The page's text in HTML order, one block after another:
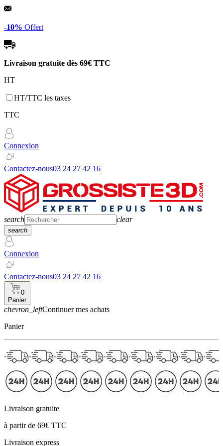
Panneau de gestion des cookies
-10% Offert
Livraison gratuite dès 69€ TTC
HT
HT/TTC les taxes
TTC
Connexion
Contactez-nous03 24 27 42 16
search clear
search
Connexion
Contactez-nous03 24 27 42 16
0
Panier
chevron_leftContinuer mes achats
Panier
Livraison gratuite
à partir de 69€ TTC
Livraison express